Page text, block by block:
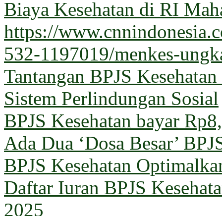
Biaya Kesehatan di RI
https://
532-1197019/menkes-
Tantangan BPJS
Sistem Perlindungan Sosial
BPJS Kesehatan bayar
Ada Dua ‘Dosa Besar’
BPJS Kesehatan
Daftar Iuran BPJS
2025